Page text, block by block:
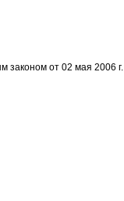
законом от 02 мая 2006 г.